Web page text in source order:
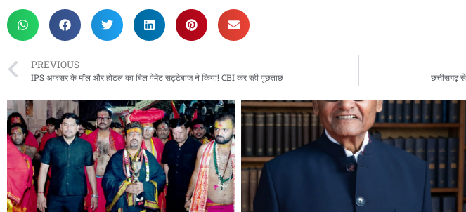
PREVIOUS
IPS अफसर के मॉल और होटल का बिल पेमेंट सट्टेबाज ने किया! CBI कर रही पूछताछ छत्तीसगढ़